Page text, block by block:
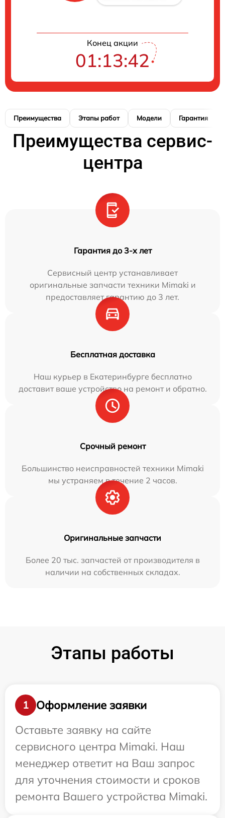
Конец акции
01:13:41
Преимущества Этапы работ Модели Гарантия
Преимущества сервис-
центра
Гарантия до 3-х лет
Сервисный центр устанавливает
оригинальные запчасти техники Mimaki и
предоставляет гарантию до 3 лет.
Бесплатная доставка
Наш курьер в Екатеринбурге бесплатно
доставит ваше устройство на ремонт и обратно.
Срочный ремонт
Большинство неисправностей техники Mimaki
мы устраняем в течение 2 часов.
Оригинальные запчасти
Более 20 тыс. запчастей от производителя в
наличии на собственных складах.
Этапы работы
1
Оформление заявки
Оставьте заявку на сайте
сервисного центра Mimaki. Наш
менеджер ответит на Ваш запрос
для уточнения стоимости и сроков
ремонта Вашего устройства Mimaki.